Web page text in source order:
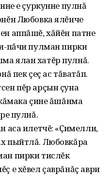
е çуркунне пулнă
Любовка ялĕнче
аппăшĕ, хăйĕн патне
пăчи пулман пирки
ялан хатĕр пулнă.
пек çеç ас тăватăп.
пĕр арçын çуна
кăмака çине ăшăнма
пулнă.
аса илетчĕ: «Ҫимелли,
пыйтлă. Любовкăра
пирки тислĕк
е хĕвел çаврăнăç аври